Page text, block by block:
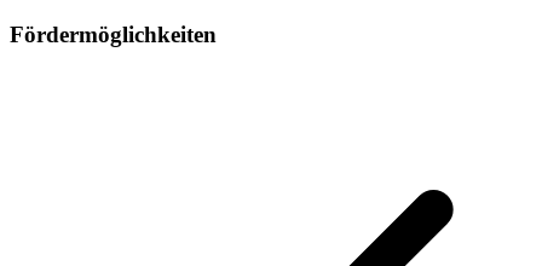
Fördermöglichkeiten